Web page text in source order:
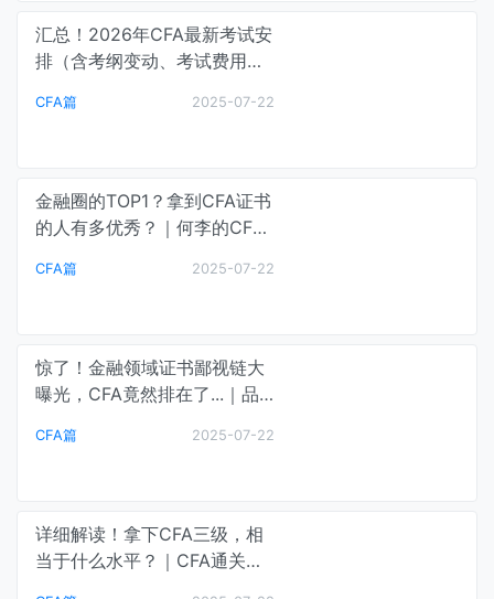
汇总！2026年CFA最新考试安
排（含考纲变动、考试费用及
CFA篇 2025-07-22
金融圈的TOP1？拿到CFA证书
的人有多优秀？｜何李的CFA
CFA篇 2025-07-22
惊了！金融领域证书鄙视链大
曝光，CFA竟然排在了...｜品
CFA篇 2025-07-22
详细解读！拿下CFA三级，相
当于什么水平？｜CFA通关笔